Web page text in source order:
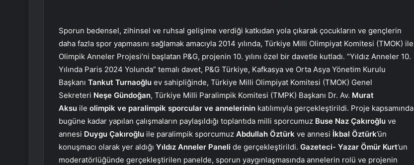
Sporun bedensel, zihinsel ve ruhsal gelişime verdiği katkıdan yola çıkarak çocukların ve gençlerin
daha fazla spor yapmasını sağlamak amacıyla 2014 yılında, Türkiye Milli Olimpiyat Komitesi (TMOK) ile
Olimpik Anneler Projesi’ni başlatan P&G, projenin 10. yılını özel bir davetle kutladı. “Yıldız Anneler 10.
Yılında Paris 2024 Yolunda” temalı davet, P&G Türkiye, Kafkasya ve Orta Asya Yönetim Kurulu
Başkanı Tankut Turnaoğlu ev sahipliğinde, Türkiye Milli Olimpiyat Komitesi (TMOK) Genel
Sekreteri Neşe Gündoğan, Türkiye Milli Paralimpik Komitesi (TMPK) Başkanı Dr. Av. Murat
Aksu ile olimpik ve paralimpik sporcular ve annelerinin katılımıyla gerçekleştirildi. Proje kapsamında
bugüne kadar yapılan çalışmaların paylaşıldığı toplantıda milli sporcumuz Buse Naz Çakıroğlu ve
annesi Duygu Çakıroğlu ile paralimpik sporcumuz Abdullah Öztürk ve annesi İkbal Öztürk’ün
konuşmacı olarak yer aldığı Yıldız Anneler Paneli de gerçekleştirildi. Gazeteci- Yazar Ömür Kurt’un
moderatörlüğünde gerçekleştirilen panelde, sporun yaygınlaşmasında annelerin rolü ve projenin